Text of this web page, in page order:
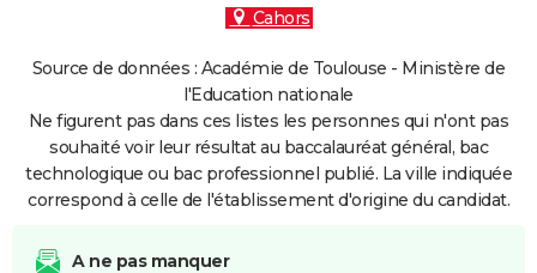
Cahors
Source de données : Académie de Toulouse - Ministère de
l'Education nationale
Ne figurent pas dans ces listes les personnes qui n'ont pas
souhaité voir leur résultat au baccalauréat général, bac
technologique ou bac professionnel publié. La ville indiquée
correspond à celle de l'établissement d'origine du candidat.
A ne pas manquer